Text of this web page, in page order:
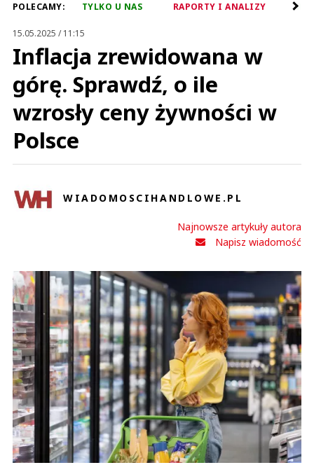
POLECAMY: TYLKO U NAS RAPORTY I ANALIZY
15.05.2025 / 11:15
Inflacja zrewidowana w
górę. Sprawdź, o ile
wzrosły ceny żywności w
Polsce
WIADOMOSCIHANDLOWE.PL
Najnowsze artykuły autora
Napisz wiadomość